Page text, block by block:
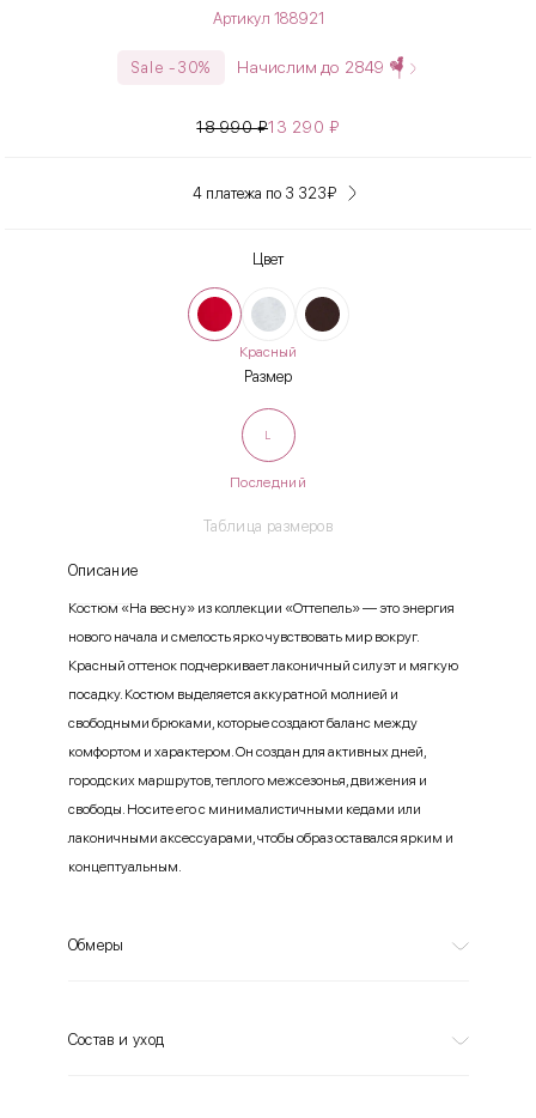
Артикул 188921
Sale -30% Начислим до 2849
18 990₽13 290 ₽
4 платежа по 3 323₽
Цвет
Красный
Размер
Таблица размеров
L
Последний
Описание
Костюм «На весну» из коллекции «Оттепель» — это энергия
нового начала и смелость ярко чувствовать мир вокруг.
Красный оттенок подчеркивает лаконичный силуэт и мягкую
посадку. Костюм выделяется аккуратной молнией и
свободными брюками, которые создают баланс между
комфортом и характером. Он создан для активных дней,
городских маршрутов, теплого межсезонья, движения и
свободы. Носите его с минималистичными кедами или
лаконичными аксессуарами, чтобы образ оставался ярким и
концептуальным.
Обмеры
Состав и уход